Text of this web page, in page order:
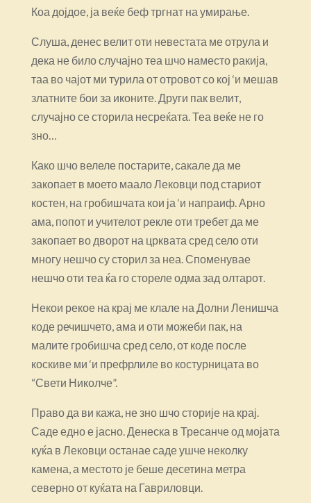
Коа дојдое, ја веќе беф тргнат на умирање.
Слуша, денес велит оти невестата ме отрула и
дека не било случајно теа шчо наместо ракија,
таа во чајот ми турила от отровот со кој ‘и мешав
златните бои за иконите. Други пак велит,
случајно се сторила несреќата. Теа веќе не го
зно…
Како шчо велеле постарите, сакале да ме
закопает в моето маало Лековци под стариот
костен, на гробишчата кои ја ‘и напраиф. Арно
ама, попот и учителот рекле оти требет да ме
закопает во дворот на црквата сред село оти
многу нешчо су сторил за неа. Споменувае
нешчо оти теа ќа го стореле одма зад олтарот.
Некои рекое на крај ме клале на Долни Ленишча
коде речишчето, ама и оти можеби пак, на
малите гробишча сред село, от коде после
коскиве ми ‘и префрлиле во костурницата во
“Свети Николче”.
Право да ви кажа, не зно шчо сторије на крај.
Саде едно е јасно. Денеска в Тресанче од мојата
куќа в Лековци останае саде ушче неколку
камена, а местото је беше десетина метра
северно от куќата на Гавриловци.